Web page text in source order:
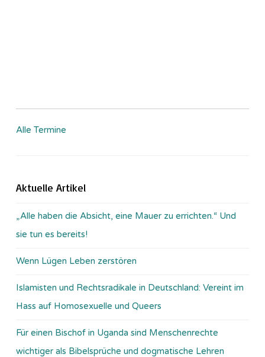
Alle Termine
Aktuelle Artikel
„Alle haben die Absicht, eine Mauer zu errichten.“ Und
sie tun es bereits!
Wenn Lügen Leben zerstören
Islamisten und Rechtsradikale in Deutschland: Vereint im
Hass auf Homosexuelle und Queers
Für einen Bischof in Uganda sind Menschenrechte
wichtiger als Bibelsprüche und dogmatische Lehren